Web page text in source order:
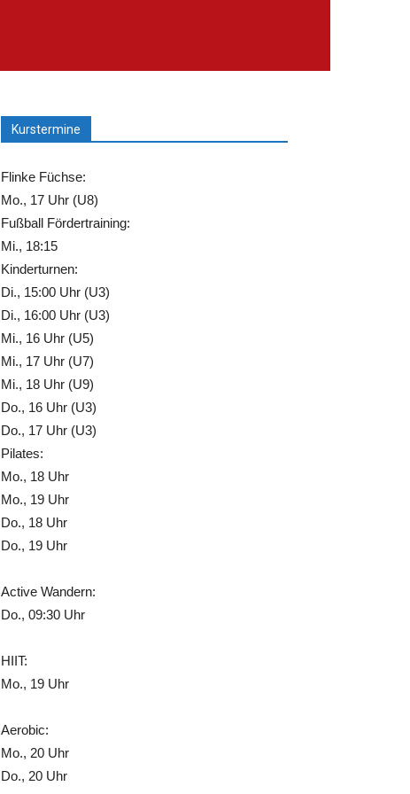
Kurstermine
Flinke Füchse:
Mo., 17 Uhr (U8)
Fußball Fördertraining:
Mi., 18:15
Kinderturnen:
Di., 15:00 Uhr (U3)
Di., 16:00 Uhr (U3)
Mi., 16 Uhr (U5)
Mi., 17 Uhr (U7)
Mi., 18 Uhr (U9)
Do., 16 Uhr (U3)
Do., 17 Uhr (U3)
Pilates:
Mo., 18 Uhr
Mo., 19 Uhr
Do., 18 Uhr
Do., 19 Uhr
Active Wandern:
Do., 09:30 Uhr
HIIT:
Mo., 19 Uhr
Aerobic:
Mo., 20 Uhr
Do., 20 Uhr